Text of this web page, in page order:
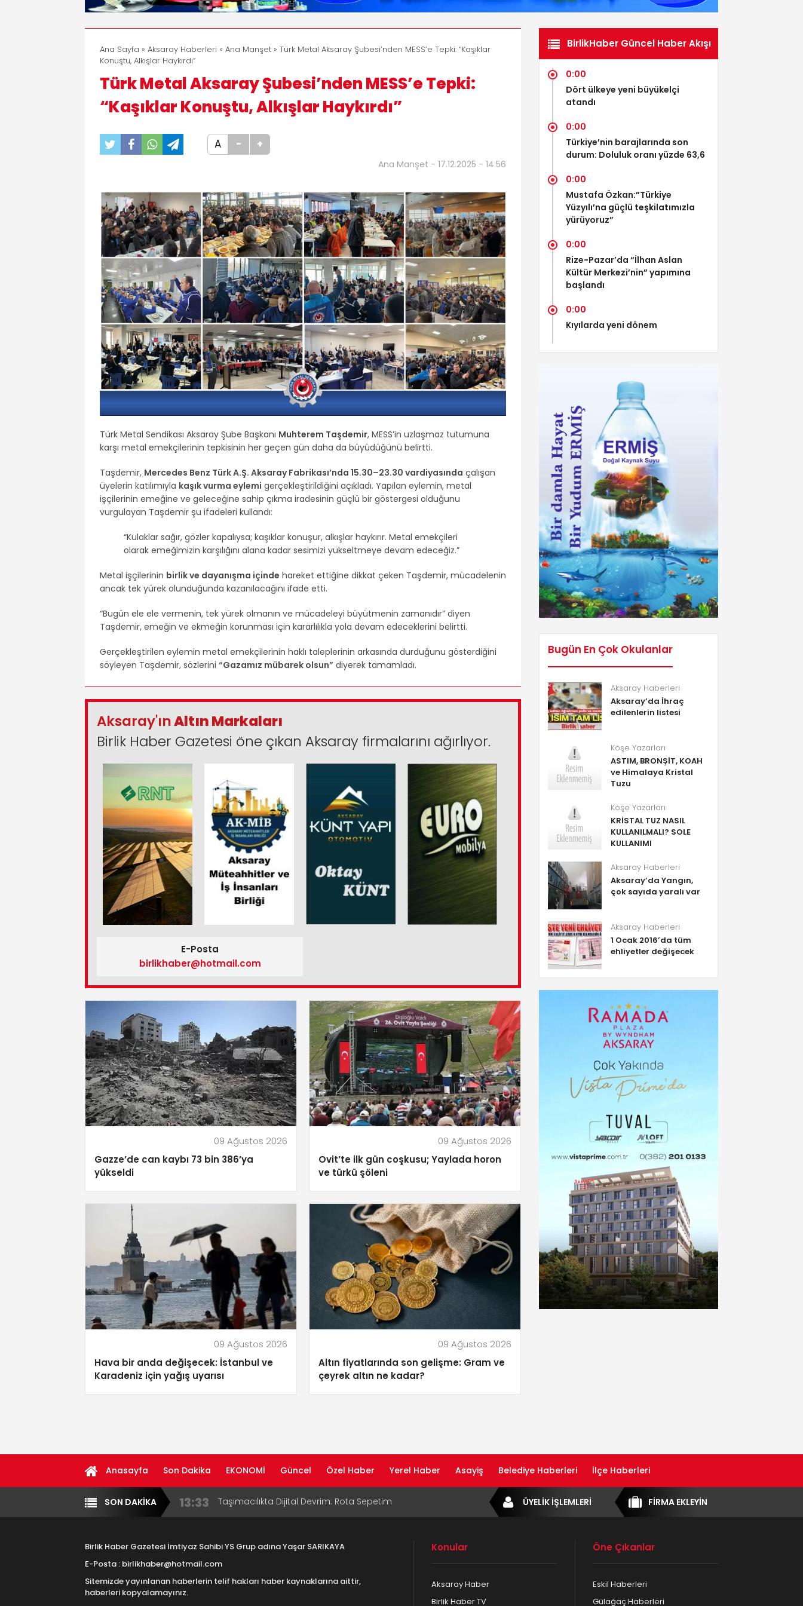
Ana Sayfa » Aksaray Haberleri » Ana Manşet » Türk Metal Aksaray Şubesi’nden MESS’e Tepki: “Kaşıklar
Konuştu, Alkışlar Haykırdı”
Türk Metal Aksaray Şubesi’nden MESS’e Tepki:
“Kaşıklar Konuştu, Alkışlar Haykırdı”
A - +
Ana Manşet - 17.12.2025 - 14:56
Türk Metal Sendikası Aksaray Şube Başkanı Muhterem Taşdemir, MESS’in uzlaşmaz tutumuna
karşı metal emekçilerinin tepkisinin her geçen gün daha da büyüdüğünü belirtti.
Taşdemir, Mercedes Benz Türk A.Ş. Aksaray Fabrikası’nda 15.30–23.30 vardiyasında çalışan
üyelerin katılımıyla kaşık vurma eylemi gerçekleştirildiğini açıkladı. Yapılan eylemin, metal
işçilerinin emeğine ve geleceğine sahip çıkma iradesinin güçlü bir göstergesi olduğunu
vurgulayan Taşdemir şu ifadeleri kullandı:
“Kulaklar sağır, gözler kapalıysa; kaşıklar konuşur, alkışlar haykırır. Metal emekçileri
olarak emeğimizin karşılığını alana kadar sesimizi yükseltmeye devam edeceğiz.”
Metal işçilerinin birlik ve dayanışma içinde hareket ettiğine dikkat çeken Taşdemir, mücadelenin
ancak tek yürek olunduğunda kazanılacağını ifade etti.
“Bugün ele ele vermenin, tek yürek olmanın ve mücadeleyi büyütmenin zamanıdır” diyen
Taşdemir, emeğin ve ekmeğin korunması için kararlılıkla yola devam edeceklerini belirtti.
Gerçekleştirilen eylemin metal emekçilerinin haklı taleplerinin arkasında durduğunu gösterdiğini
söyleyen Taşdemir, sözlerini “Gazamız mübarek olsun” diyerek tamamladı.
Aksaray'ınAltın Markaları
Birlik Haber Gazetesi öne çıkan Aksaray firmalarını ağırlıyor.
E-Posta
birlikhaber@hotmail.com
09 Ağustos 2026
Gazze’de can kaybı 73 bin 386’ya
yükseldi
09 Ağustos 2026
Ovit’te ilk gün coşkusu; Yaylada horon
ve türkü şöleni
09 Ağustos 2026
Hava bir anda değişecek: İstanbul ve
Karadeniz için yağış uyarısı
09 Ağustos 2026
Altın fiyatlarında son gelişme: Gram ve
çeyrek altın ne kadar?
BirlikHaber Güncel Haber Akışı
0:00
Dört ülkeye yeni büyükelçi
atandı
0:00
Türkiye’nin barajlarında son
durum: Doluluk oranı yüzde 63,6
0:00
Mustafa Özkan:”Türkiye
Yüzyılı’na güçlü teşkilatımızla
yürüyoruz”
0:00
Rize-Pazar’da “İlhan Aslan
Kültür Merkezi’nin” yapımına
başlandı
0:00
Kıyılarda yeni dönem
Bugün En Çok Okulanlar
Aksaray Haberleri
Aksaray’da İhraç
edilenlerin listesi
Köşe Yazarları
ASTIM, BRONŞİT, KOAH
ve Himalaya Kristal
Tuzu
Köşe Yazarları
KRİSTAL TUZ NASIL
KULLANILMALI? SOLE
KULLANIMI
Aksaray Haberleri
Aksaray’da Yangın,
çok sayıda yaralı var
Aksaray Haberleri
1 Ocak 2016’da tüm
ehliyetler değişecek
Anasayfa Son Dakika EKONOMİ Güncel Özel Haber Yerel Haber Asayiş Belediye Haberleri İlçe Haberleri
Yazarlar Diğer
SON DAKİKA 13:33 Taşımacılıkta Dijital Devrim: Rota Sepetim
17:15
Aksaray OSB Bölge Müdürü Makam Koltuğunu
Çocuklara Bıraktı
Aramalarında Öne Çıkın
8:23 Aksaray Esnaf Rehberi Hizmete Girdi
11:30
FİRMA EKLEYİN
ÜYELİK İŞLEMLERİ
Birlik Haber Gazetesi İmtiyaz Sahibi YS Grup adına Yaşar SARIKAYA
E-Posta : birlikhaber@hotmail.com
Sitemizde yayınlanan haberlerin telif hakları haber kaynaklarına aittir,
haberleri kopyalamayınız.
Konular
Aksaray Haber
Birlik Haber TV
Öne Çıkanlar
Eskil Haberleri
Gülağaç Haberleri